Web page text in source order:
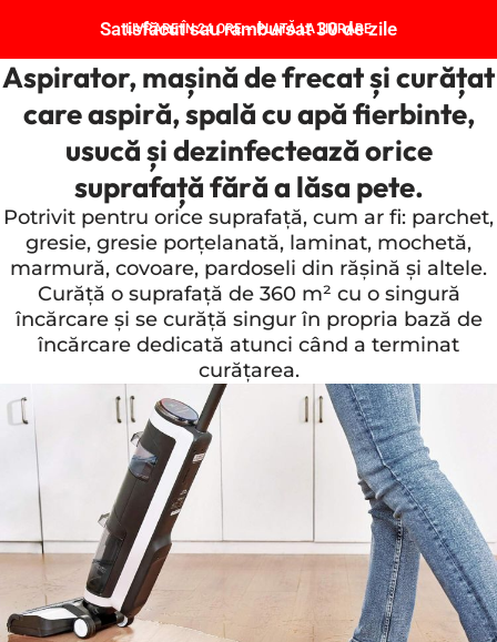
Satisfăcut sau rambursat 30 de zile
LIVRARE ÎN 24 ORE + PLATĂ LA LIVRARE
Aspirator, mașină de frecat și curățat
care aspiră, spală cu apă fierbinte,
usucă și dezinfectează orice
suprafață fără a lăsa pete.
Potrivit pentru orice suprafață, cum ar fi: parchet,
gresie, gresie porțelanată, laminat, mochetă,
marmură, covoare, pardoseli din rășină și altele.
Curăță o suprafață de 360 m² cu o singură
încărcare și se curăță singur în propria bază de
încărcare dedicată atunci când a terminat
curățarea.